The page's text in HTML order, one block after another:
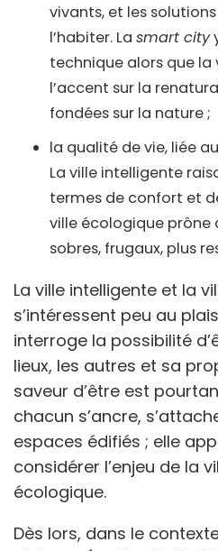
vivants, et les
l’habiter. La smart city
technique alors que
l’accent sur la
fondées sur la nature ;
la qualité de vie, liée
La ville intelligente
termes de confort et
ville écologique prône
sobres, frugaux, plus
La ville intelligente et la
s’intéressent peu au
interroge la possibilité
lieux, les autres et sa
saveur d’être est
chacun s’ancre,
espaces édifiés ; elle
considérer l’enjeu de la
écologique.
Dès lors, dans le